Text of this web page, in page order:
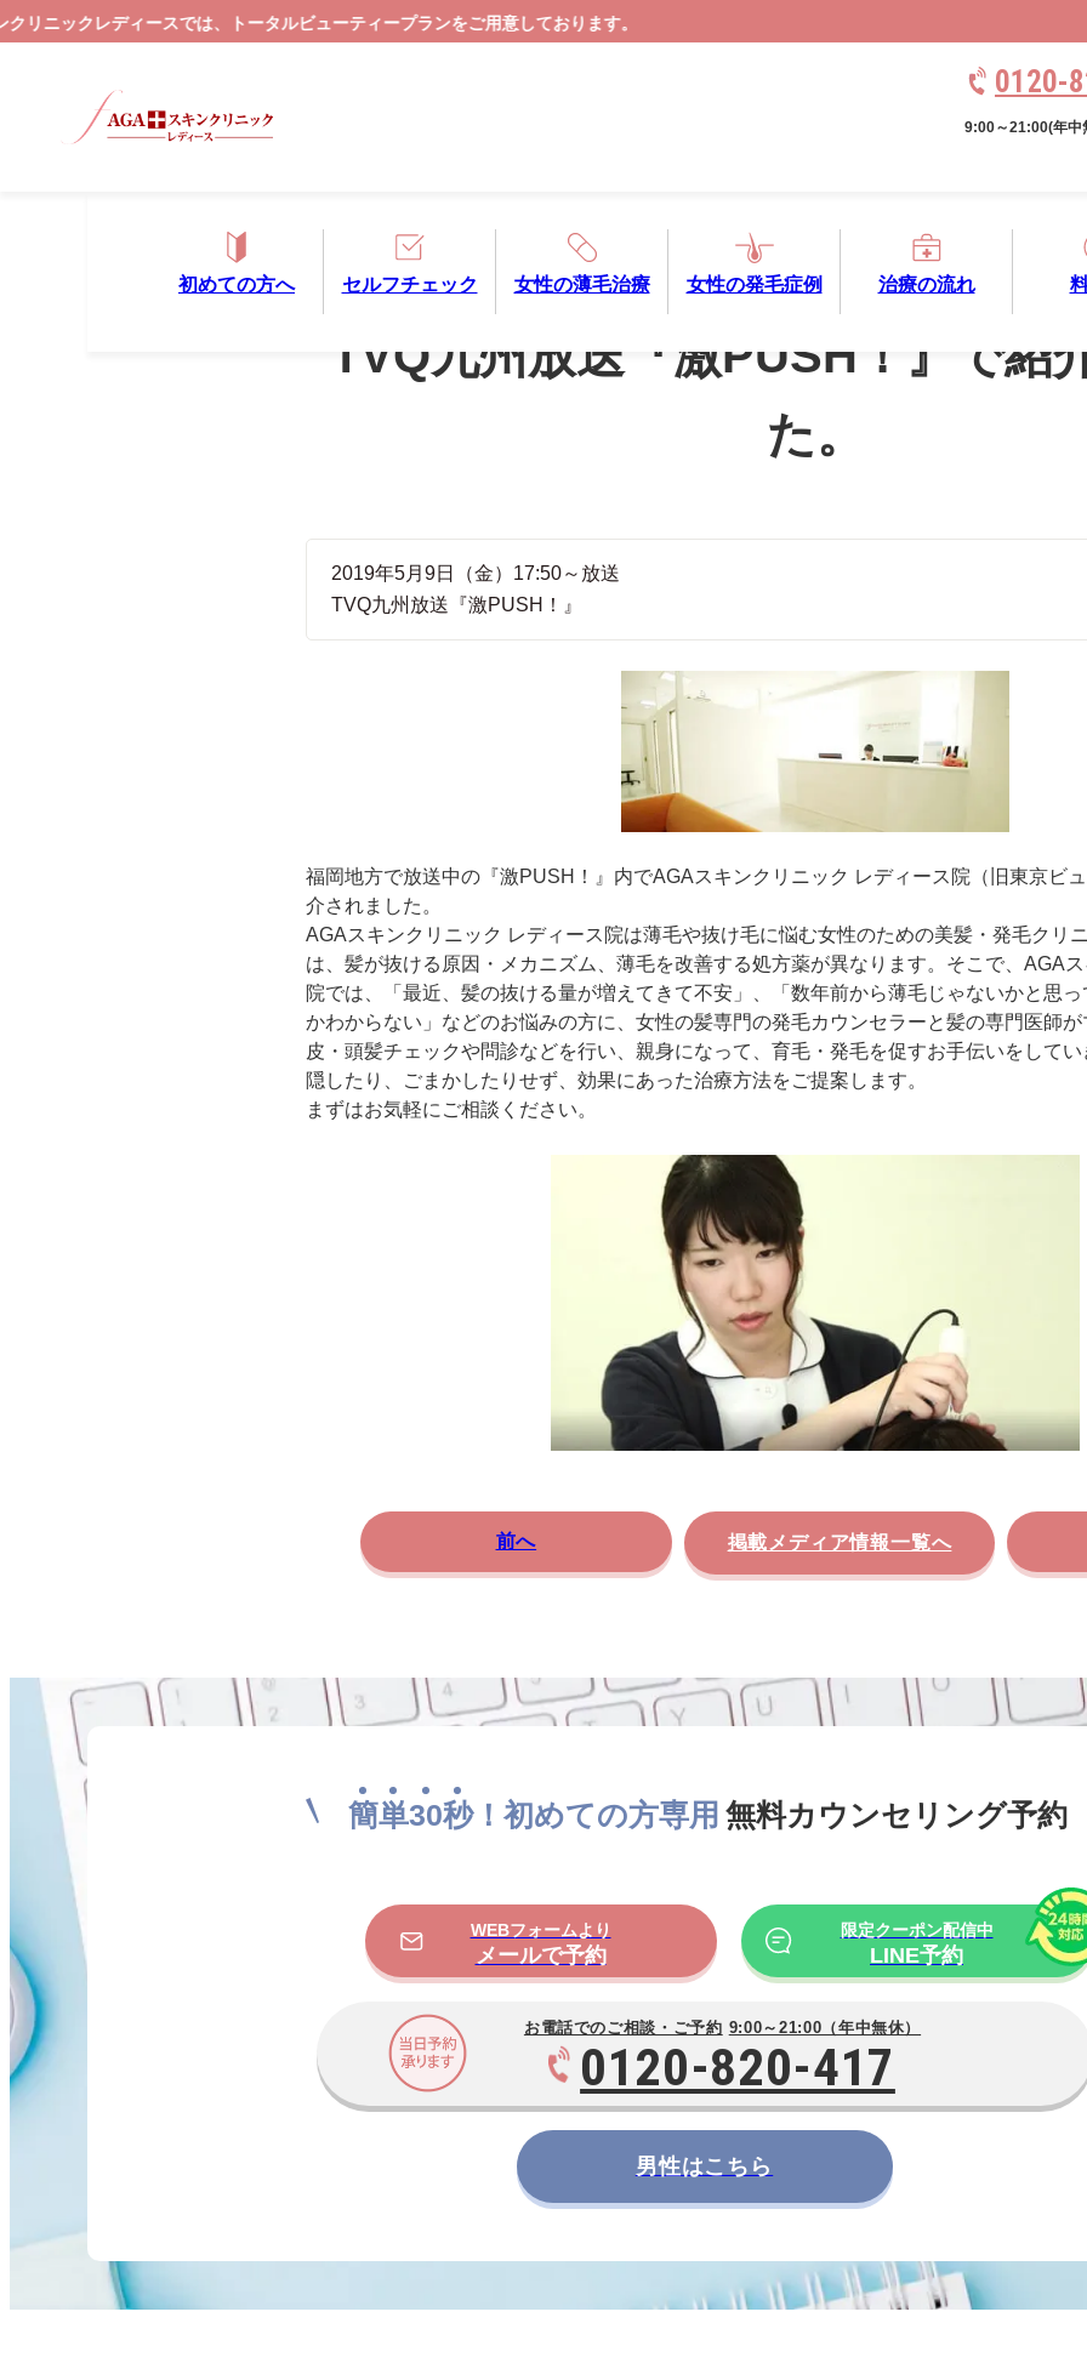
タルビューティープランをご用意しております。
0120-
9:00～21:00(年中
初めての方へ セルフチェック 女性の薄毛治療 女性の発毛症例 治療の流れ
2019.05.09
TVQ九州放送『激PUSH！』で紹
た。
2019年5月9日（金）17:50～放送
TVQ九州放送『激PUSH！』
福岡地方で放送中の『激PUSH！』内でAGAスキンクリニック レディース院（旧東京ビ
介されました。
AGAスキンクリニック レディース院は薄毛や抜け毛に悩む女性のための美髪・発毛クリ
は、髪が抜ける原因・メカニズム、薄毛を改善する処方薬が異なります。そこで、AGA
院では、「最近、髪の抜ける量が増えてきて不安」、「数年前から薄毛じゃないかと思
かわからない」などのお悩みの方に、女性の髪専門の発毛カウンセラーと髪の専門医師
皮・頭髪チェックや問診などを行い、親身になって、育毛・発毛を促すお手伝いをして
隠したり、ごまかしたりせず、効果にあった治療方法をご提案します。
まずはお気軽にご相談ください。
前へ 掲載メディア情報一覧へ
簡単30秒！初めての方専用 無料カウンセリング予約
WEBフォームより
メールで予約
限定クーポン配信中
LINE予約
お電話でのご相談・ご予約 9:00～21:00（年中無休）
0120-820-417
男性はこちら